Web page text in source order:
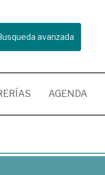
avanzada
AGENDA